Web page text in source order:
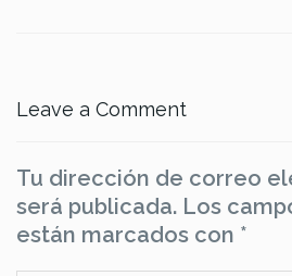
Leave a Comment
Tu dirección de correo
será publicada. Los
están marcados con *